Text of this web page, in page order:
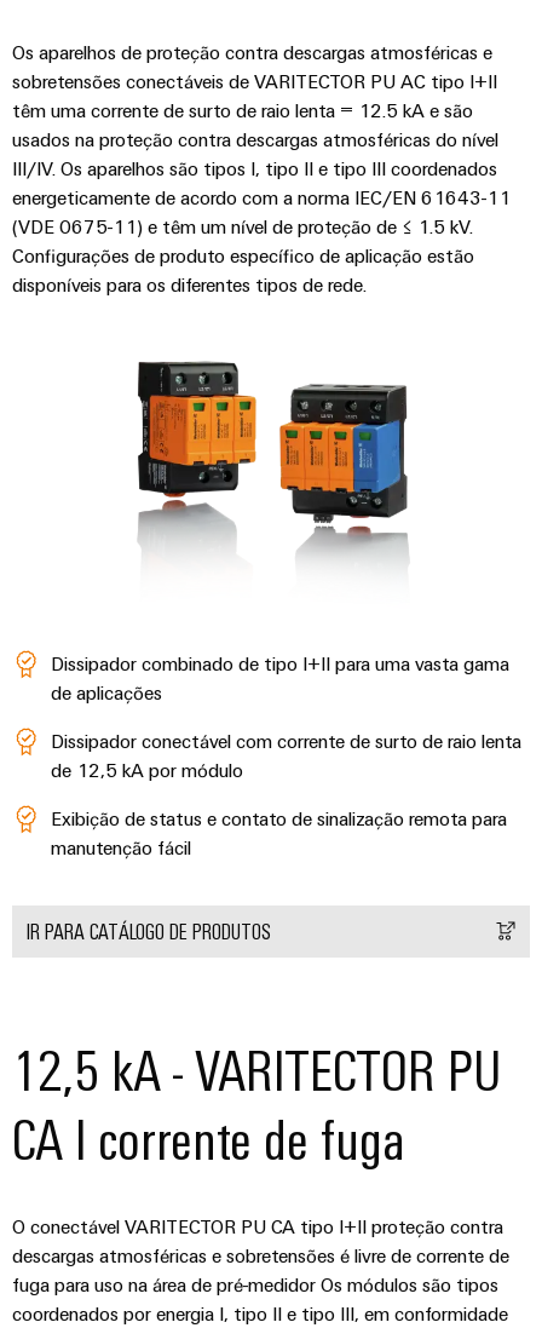
a
proteção
das
com
soluções
integradas
para
o
setor
de
Transmissão
distribuição
Estabilidade
segurança
redes
da
água
das
águas
residuais
Soluções
indústria
de
tratamento
resíduos
Local
de
trabalho
e
acessórios
Ferramentas
Máquinas
automáticas
Identificadores
Impressoras
industriais
Iluminação
quadro
Serviço
montagem
de
terminais
modificadas
cabos
personalizados
Os aparelhos de proteção contra descargas atmosféricas e
sobretensões conectáveis de VARITECTOR PU AC tipo I+II
têm uma corrente de surto de raio lenta = 12.5 kA e são
usados na proteção contra descargas atmosféricas do nível
III/IV. Os aparelhos são tipos I, tipo II e tipo III coordenados
energeticamente de acordo com a norma IEC/EN 61643-11
(VDE 0675-11) e têm um nível de proteção de ≤ 1.5 kV.
Configurações de produto específico de aplicação estão
disponíveis para os diferentes tipos de rede.
Dissipador combinado de tipo I+II para uma vasta gama
de aplicações
Dissipador conectável com corrente de surto de raio lenta
de 12,5 kA por módulo
Exibição de status e contato de sinalização remota para
manutenção fácil
IR PARA CATÁLOGO DE PRODUTOS
12,5 kA - VARITECTOR PU
CA I corrente de fuga
O conectável VARITECTOR PU CA tipo I+II proteção contra
descargas atmosféricas e sobretensões é livre de corrente de
fuga para uso na área de pré-medidor Os módulos são tipos
coordenados por energia I, tipo II e tipo III, em conformidade